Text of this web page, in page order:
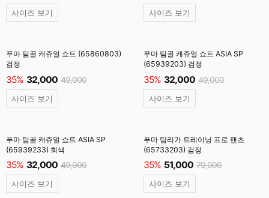
사이즈 보기 사이즈 보기
푸마 팀골 캐쥬얼 쇼트 (65860803)
검정
35% 32,000 49,000
사이즈 보기
푸마 팀골 캐쥬얼 쇼트 ASIA SP
(65939203) 검정
35% 32,000 49,000
사이즈 보기
푸마 팀골 캐쥬얼 쇼트 ASIA SP
(65939233) 회색
35% 32,000 49,000
사이즈 보기
푸마 팀리가 트레이닝 프로 팬츠
(65733203) 검정
35% 51,000 79,000
사이즈 보기